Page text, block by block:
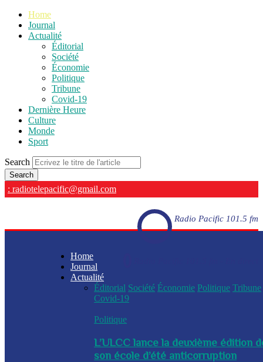
Home
Journal
Actualité
Éditorial
Société
Économie
Politique
Tribune
Covid-19
Dernière Heure
Culture
Monde
Sport
Search
: radiotelepacific@gmail.com
Radio Pacific 101.5 fm
Home
Journal
Actualité
Éditorial Société Économie Politique Tribune
Covid-19
Politique
L’ULCC lance la deuxième édition
son école d’été anticorruption